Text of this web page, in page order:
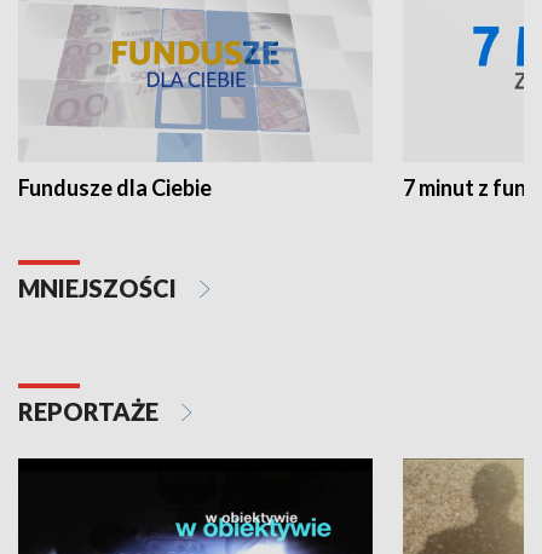
Fundusze dla Ciebie 7 minut z
MNIEJSZOŚCI
REPORTAŻE